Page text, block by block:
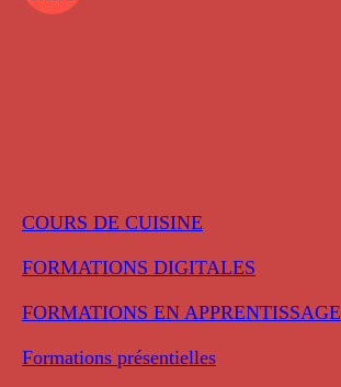
COURS DE CUISINE
FORMATIONS DIGITALES
FORMATIONS EN APPRENTISSAGE
Formations présentielles